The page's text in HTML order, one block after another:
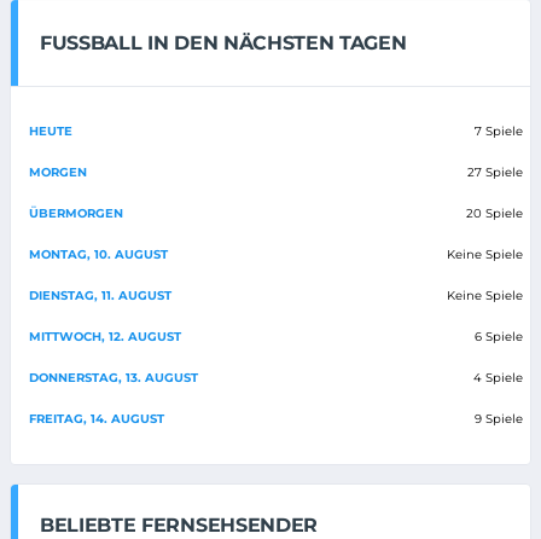
FUSSBALL IN DEN NÄCHSTEN TAGEN
HEUTE 7 Spiele
MORGEN 27 Spiele
ÜBERMORGEN 20 Spiele
MONTAG, 10. AUGUST Keine Spiele
DIENSTAG, 11. AUGUST Keine Spiele
MITTWOCH, 12. AUGUST 6 Spiele
DONNERSTAG, 13. AUGUST 4 Spiele
FREITAG, 14. AUGUST 9 Spiele
BELIEBTE FERNSEHSENDER